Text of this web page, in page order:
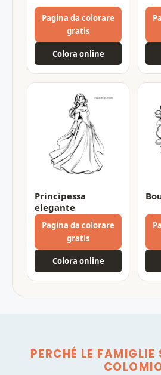
Pagina da colorare
gratis
Colora online
Principessa
elegante
Pagina da colorare
gratis
Colora online
PERCHÉ LE